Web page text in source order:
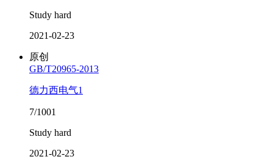
Study hard
2021-02-23
原创
GB/T20965-2013
德力西电气1
7/1001
Study hard
2021-02-23